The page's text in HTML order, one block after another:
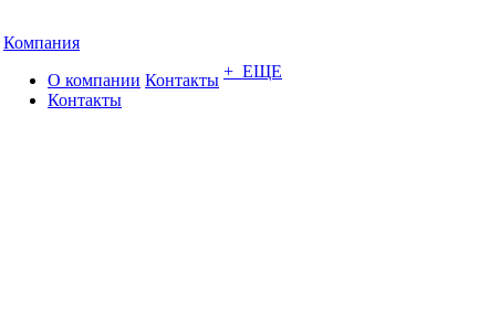
Компания
О компании
Контакты
Контакты + ЕЩЕ